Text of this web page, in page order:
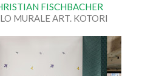
FISCHBACHER
MURALE ART. KOTORI